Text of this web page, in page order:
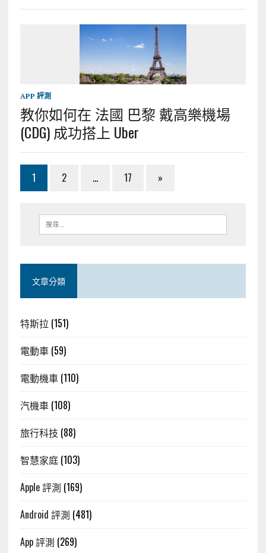
APP 評測
教你如何在 法國 巴黎 戴高樂機場
(CDG) 成功搭上 Uber
1 2 ... 17 »
文章分類
特斯拉 (151)
電動車(59)
電動機車(110)
汽機車(108)
旅行科技 (88)
智慧家庭(103)
Apple 評測 (169)
Android 評測 (481)
App 評測 (269)